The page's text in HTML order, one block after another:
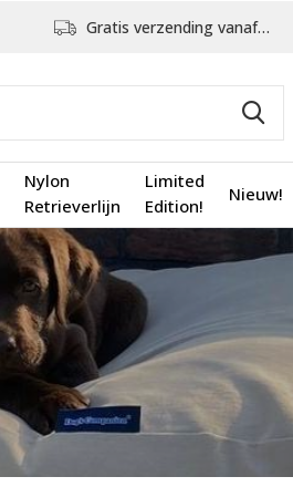
Nylon
Retrieverlijn
Limited
Edition!
Nieuw!
Gratis verzending vanaf €75,-